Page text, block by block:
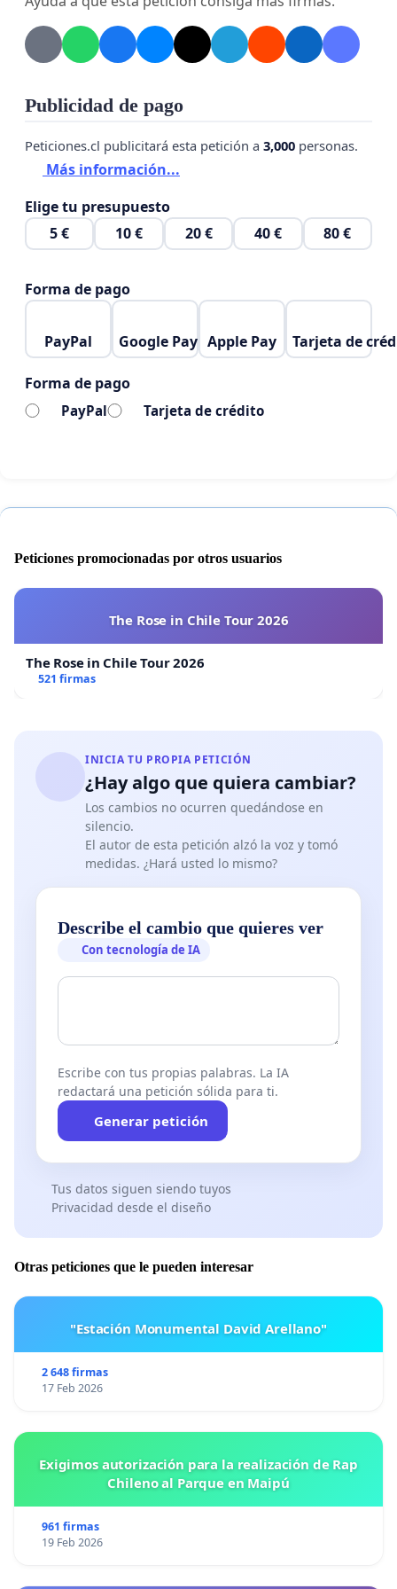
Publicidad de pago
Peticiones.cl publicitará esta petición a 3,000 personas.
Más información...
Elige tu presupuesto
5 €
10 € 20 € 40 € 80 €
Forma de pago
PayPal Google Pay Apple Pay Tarjeta de
Forma de pago
PayPal Tarjeta de crédito
Peticiones promocionadas por otros usuarios
The Rose in Chile Tour 2026
The Rose in Chile Tour 2026
521 firmas
INICIA TU PROPIA PETICIÓN
¿Hay algo que quiera cambiar?
Los cambios no ocurren quedándose en
silencio.
El autor de esta petición alzó la voz y tomó
medidas. ¿Hará usted lo mismo?
Describe el cambio que quieres ver
Con tecnología de IA
Escribe con tus propias palabras. La IA
redactará una petición sólida para ti.
Generar petición
Tus datos siguen siendo tuyos
Privacidad desde el diseño
Otras peticiones que le pueden interesar
"Estación Monumental David Arellano"
2 648 firmas
17 Feb 2026
Exigimos autorización para la realización de Rap
Chileno al Parque en Maipú
961 firmas
19 Feb 2026